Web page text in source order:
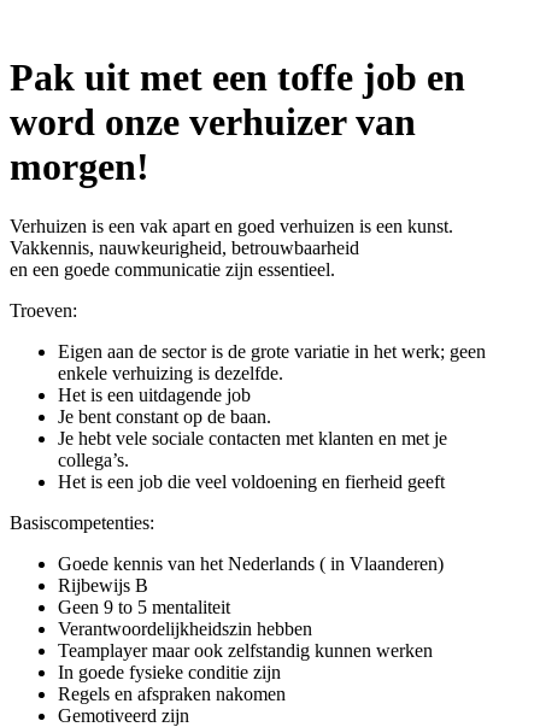
Pak uit met een toffe job en
word onze verhuizer van
morgen!
Verhuizen is een vak apart en goed verhuizen is een kunst.
Vakkennis, nauwkeurigheid, betrouwbaarheid
en een goede communicatie zijn essentieel.
Troeven:
Eigen aan de sector is de grote variatie in het werk; geen
enkele verhuizing is dezelfde.
Het is een uitdagende job
Je bent constant op de baan.
Je hebt vele sociale contacten met klanten en met je
collega’s.
Het is een job die veel voldoening en fierheid geeft
Basiscompetenties:
Goede kennis van het Nederlands ( in Vlaanderen)
Rijbewijs B
Geen 9 to 5 mentaliteit
Verantwoordelijkheidszin hebben
Teamplayer maar ook zelfstandig kunnen werken
In goede fysieke conditie zijn
Regels en afspraken nakomen
Gemotiveerd zijn